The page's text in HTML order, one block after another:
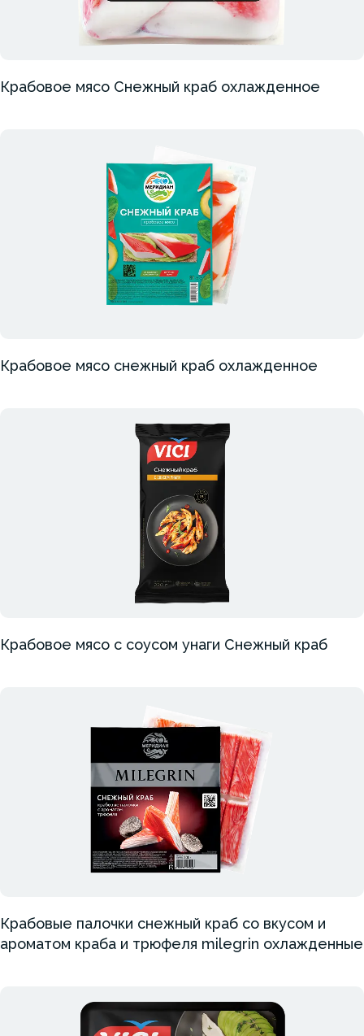
Крабовое мясо Снежный краб охлажденное
Крабовое мясо снежный краб охлажденное
Крабовое мясо с соусом унаги Снежный краб
Крабовые палочки снежный краб со вкусом и
ароматом краба и трюфеля milegrin охлажденные